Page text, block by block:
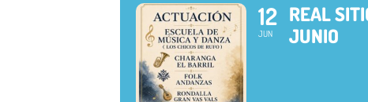
12
JUN
REAL
JUNIO